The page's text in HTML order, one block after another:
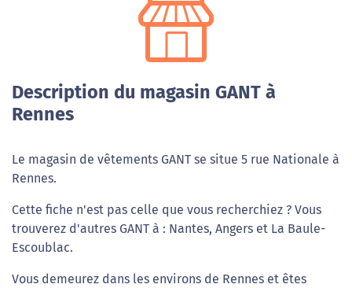
Description du magasin GANT à
Rennes
Le magasin de vêtements GANT se situe 5 rue Nationale à
Rennes.
Cette fiche n'est pas celle que vous recherchiez ? Vous
trouverez d'autres GANT à : Nantes, Angers et La Baule-
Escoublac.
Vous demeurez dans les environs de Rennes et êtes